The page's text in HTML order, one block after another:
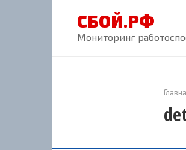
СБОЙ.РФ
Мониторинг